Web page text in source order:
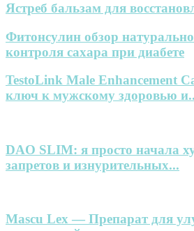
Ястреб бальзам для
Фитонсулин обзор
контроля сахара при диабете
TestoLink Male Enhancement
ключ к мужскому здоровью
DAO SLIM: я просто начала
запретов и изнурительных...
Mascu Lex — Препарат для